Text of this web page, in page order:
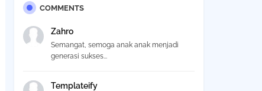
COMMENTS
Zahro
Semangat, semoga anak anak menjadi
generasi sukses...
Templateify